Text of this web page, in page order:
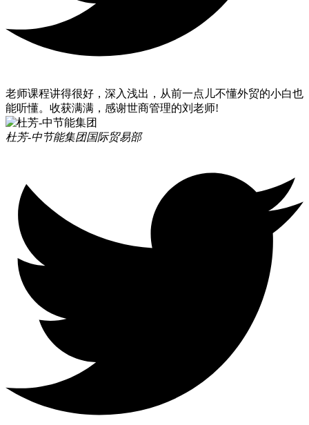
老师课程讲得很好，深入浅出，从前一点儿不懂外贸的小白也
能听懂。收获满满，感谢世商管理的刘老师!
杜芳-中节能集团国际贸易部